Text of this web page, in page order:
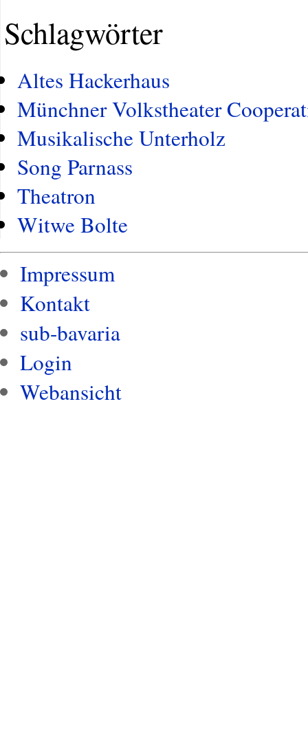
Schlagwörter
Altes Hackerhaus
Münchner Volkstheater
Musikalische Unterholz
Song Parnass
Theatron
Witwe Bolte
Impressum
Kontakt
sub-bavaria
Login
Webansicht